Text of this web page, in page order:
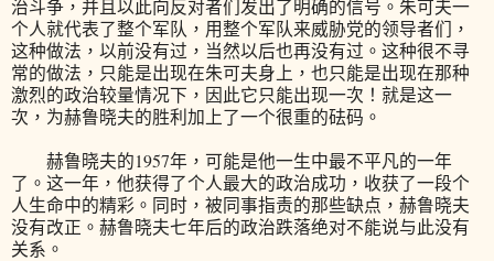
治斗争，并且以此向反对者们发出了明确的信号。朱可夫一
个人就代表了整个军队，用整个军队来威胁党的领导者们，
这种做法，以前没有过，当然以后也再没有过。这种很不寻
常的做法，只能是出现在朱可夫身上，也只能是出现在那种
激烈的政治较量情况下，因此它只能出现一次！就是这一
次，为赫鲁晓夫的胜利加上了一个很重的砝码。
赫鲁晓夫的1957年，可能是他一生中最不平凡的一年
了。这一年，他获得了个人最大的政治成功，收获了一段个
人生命中的精彩。同时，被同事指责的那些缺点，赫鲁晓夫
没有改正。赫鲁晓夫七年后的政治跌落绝对不能说与此没有
关系。